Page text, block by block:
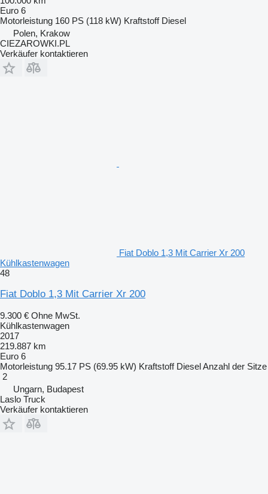
Euro 6
Motorleistung 160 PS (118 kW) Kraftstoff Diesel
Polen, Krakow
CIEZAROWKI.PL
Verkäufer kontaktieren
Fiat Doblo 1,3 Mit Carrier Xr 200
Kühlkastenwagen
48
Fiat Doblo 1,3 Mit Carrier Xr 200
9.300 € Ohne MwSt.
Kühlkastenwagen
2017
219.887 km
Euro 6
Motorleistung 95.17 PS (69.95 kW) Kraftstoff DieselAnzahl der Sitze
2
Ungarn, Budapest
Laslo Truck
Verkäufer kontaktieren